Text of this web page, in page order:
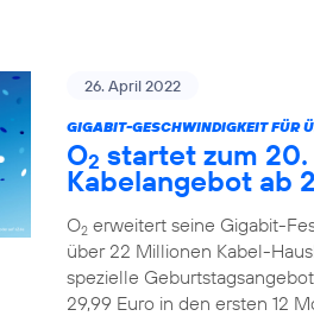
26. April 2022
GIGABIT-GESCHWINDIGKEIT FÜR
O2 startet zum
Kabelangebot ab
O2 erweitert seine Gigabit-
über 22 Millionen Kabel-
spezielle
29,99 Euro in den ersten 12